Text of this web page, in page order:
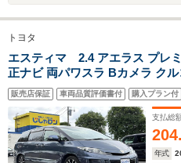
トヨタ
エスティマ 2.4 アエラス プレ
正ナビ 両パワスラ Bカメラ ク
販売店保証 車両品質評価書付 購入プラン付
支払総
204.
年式